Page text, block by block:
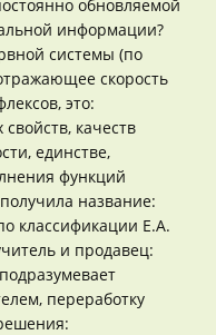
обновляемой
информации?
системы (по
скорость
это:
качеств
единстве,
функций
название:
классификации Е.А.
и продавец:
переработку